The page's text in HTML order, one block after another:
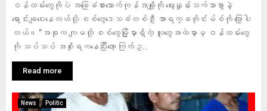
ဝန်ထမ်းတွေကိုပဲ အခြေခံစားသောက်ကုန်အချို့ကို ဈေးနှုန်းသက်သာစွာနဲ့
ရောင်းချပေးနေတယ်လို့ စစ်တွေဒေသခံတစ်ဦး အာရက္ခတိုင်းမ်စ်ကို ပြောပါ
တယ်။ “အခုက ကျမတို့ စစ်တွေမြို့မှာရှိတဲ့ လူတွေအထဲမှာမှ ဝန်ထမ်းတွေ
ကို သပ်သပ် အစိုးရကနေပြီးတော့ ကြက်ဥ...
Read more
News Politic